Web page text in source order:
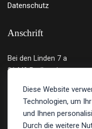
Datenschutz
Anschrift
Bei den Linden 7 a
21449 Radbruch
Tel.: 04131 - 219 12 89
E-Mail:info@bulltron.de
Diese Website
Technologien, um
und Ihnen
Durch die weitere